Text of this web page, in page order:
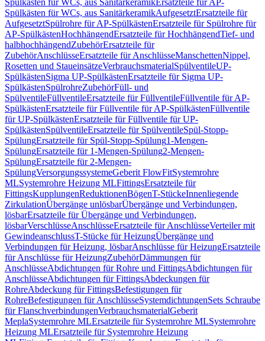
Spülkästen für WCs, aus SanitärkeramikErsatzteile für AP-
Spülkästen für WCs, aus SanitärkeramikAufgesetztErsatzteile für
AufgesetztSpülrohre für AP-SpülkästenErsatzteile für Spülrohre für
AP-SpülkästenHochhängendErsatzteile für HochhängendTief- und
halbhochhängendZubehörErsatzteile für
ZubehörAnschlüsseErsatzteile für AnschlüsseManschettenNippel,
Rosetten und StaueinsätzeVerbrauchsmaterialSpülventileUP-
SpülkästenSigma UP-SpülkästenErsatzteile für Sigma UP-
SpülkästenSpülrohreZubehörFüll- und
SpülventileFüllventileErsatzteile für FüllventileFüllventile für AP-
SpülkästenErsatzteile für Füllventile für AP-SpülkästenFüllventile
für UP-SpülkästenErsatzteile für Füllventile für UP-
SpülkästenSpülventileErsatzteile für SpülventileSpül-Stopp-
SpülungErsatzteile für Spül-Stopp-Spülung1-Mengen-
SpülungErsatzteile für 1-Mengen-Spülung2-Mengen-
SpülungErsatzteile für 2-Mengen-
SpülungVersorgungssystemeGeberit FlowFitSystemrohre
MLSystemrohre Heizung MLFittingsErsatzteile für
FittingsKupplungenReduktionenBögenT-StückeInnenliegende
ZirkulationÜbergänge unlösbarÜbergänge und Verbindungen,
lösbarErsatzteile für Übergänge und Verbindungen,
lösbarVerschlüsseAnschlüsseErsatzteile für AnschlüsseVerteiler mit
GewindeanschlussT-Stücke für HeizungÜbergänge und
Verbindungen für Heizung, lösbarAnschlüsse für HeizungErsatzteile
für Anschlüsse für HeizungZubehörDämmungen für
AnschlüsseAbdichtungen für Rohre und FittingsAbdichtungen für
AnschlüsseAbdichtungen für FittingsAbdeckungen für
RohreAbdeckung für FittingsBefestigungen für
RohreBefestigungen für AnschlüsseSystemdichtungenSets Schraube
für FlanschverbindungenVerbrauchsmaterialGeberit
MeplaSystemrohre MLErsatzteile für Systemrohre MLSystemrohre
Heizung MLErsatzteile für Systemrohre Heizung